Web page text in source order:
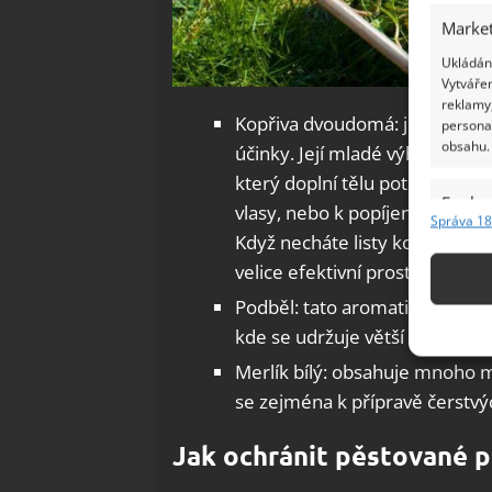
obsahu.
Funkce
Správa
Kopřiva dvoudomá: je velice
účinky. Její mladé výhonky je
který doplní tělu potřebné
vlasy, nebo k popíjení. A
Když necháte listy kopřiv
velice efektivní prostředek k
Podběl: tato aromatická
kde se udržuje větší vláha.
Merlík bílý: obsahuje mnoho
se zejména k přípravě
Jak ochránit pěstované